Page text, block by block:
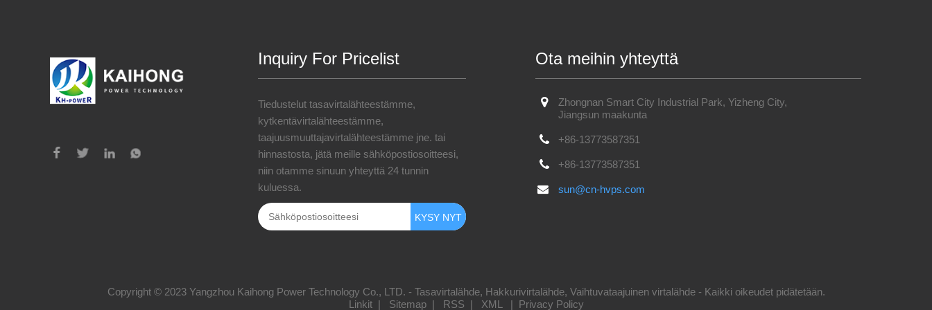
Inquiry For Pricelist
Tiedustelut tasavirtalähteestämme,
kytkentävirtalähteestämme,
taajuusmuuttajavirtalähteestämme jne. tai
hinnastosta, jätä meille sähköpostiosoitteesi,
niin otamme sinuun yhteyttä 24 tunnin
kuluessa.
Ota meihin yhteyttä
Zhongnan Smart City Industrial Park, Yizheng City,
Jiangsun maakunta
+86-13773587351
+86-13773587351
sun@cn-hvps.com
Copyright © 2023 Yangzhou Kaihong Power Technology Co., LTD. - Tasavirtalähde, Hakkurivirtalähde, Vaihtuvataajuinen virtalähde - Kaikki oikeudet pidätetään.
Linkit| Sitemap| RSS | XML | Privacy Policy